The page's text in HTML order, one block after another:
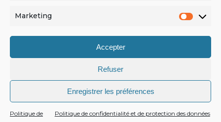
Marketing
Accepter
Refuser
Enregistrer les préférences
Politique de
Politique de confidentialité et de protection des données
MENTIONS LÉGALES
POLITIQUE DE CONFIDENTIALITÉ
AGENCE EQUINOXAL